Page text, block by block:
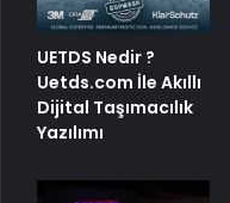
UETDS Nedir ?
Uetds.com İle Akıllı
Dijital Taşımacılık
Yazılımı